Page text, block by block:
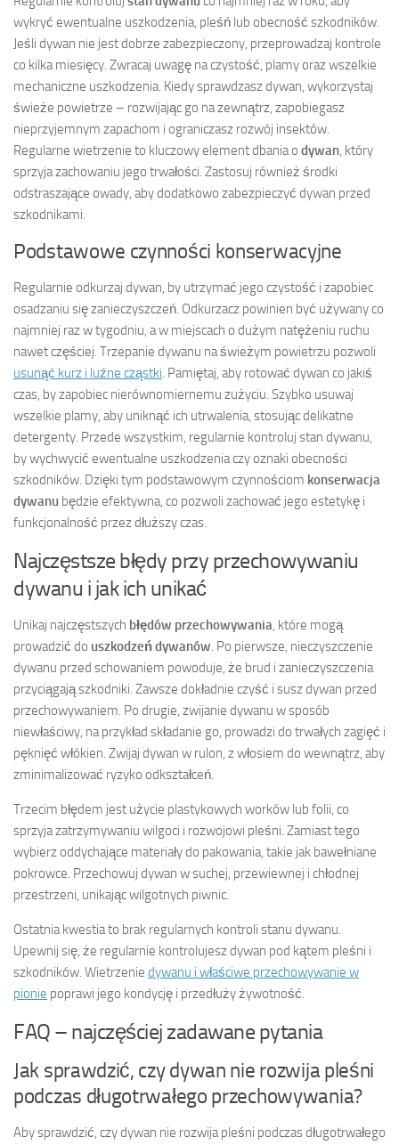
wykryć ewentualne uszkodzenia, pleśń lub obecność szkodników.
Jeśli dywan nie jest dobrze zabezpieczony, przeprowadzaj kontrole
co kilka miesięcy. Zwracaj uwagę na czystość, plamy oraz wszelkie
mechaniczne uszkodzenia. Kiedy sprawdzasz dywan, wykorzystaj
świeże powietrze – rozwijając go na zewnątrz, zapobiegasz
nieprzyjemnym zapachom i ograniczasz rozwój insektów.
Regularne wietrzenie to kluczowy element dbania o dywan, który
sprzyja zachowaniu jego trwałości. Zastosuj również środki
odstraszające owady, aby dodatkowo zabezpieczyć dywan przed
szkodnikami.
Podstawowe czynności konserwacyjne
Regularnie odkurzaj dywan, by utrzymać jego czystość i zapobiec
osadzaniu się zanieczyszczeń. Odkurzacz powinien być używany co
najmniej raz w tygodniu, a w miejscach o dużym natężeniu ruchu
nawet częściej. Trzepanie dywanu na świeżym powietrzu pozwoli
usunąć kurz i luźne cząstki. Pamiętaj, aby rotować dywan co jakiś
czas, by zapobiec nierównomiernemu zużyciu. Szybko usuwaj
wszelkie plamy, aby uniknąć ich utrwalenia, stosując delikatne
detergenty. Przede wszystkim, regularnie kontroluj stan dywanu,
by wychwycić ewentualne uszkodzenia czy oznaki obecności
szkodników. Dzięki tym podstawowym czynnościom konserwacja
dywanu będzie efektywna, co pozwoli zachować jego estetykę i
funkcjonalność przez dłuższy czas.
Najczęstsze błędy przy przechowywaniu
dywanu i jak ich unikać
Unikaj najczęstszych błędów przechowywania, które mogą
prowadzić do uszkodzeń dywanów. Po pierwsze, nieczyszczenie
dywanu przed schowaniem powoduje, że brud i zanieczyszczenia
przyciągają szkodniki. Zawsze dokładnie czyść i susz dywan przed
przechowywaniem. Po drugie, zwijanie dywanu w sposób
niewłaściwy, na przykład składanie go, prowadzi do trwałych zagięć i
pęknięć włókien. Zwijaj dywan w rulon, z włosiem do wewnątrz, aby
zminimalizować ryzyko odkształceń.
Trzecim błędem jest użycie plastykowych worków lub folii, co
sprzyja zatrzymywaniu wilgoci i rozwojowi pleśni. Zamiast tego
wybierz oddychające materiały do pakowania, takie jak bawełniane
pokrowce. Przechowuj dywan w suchej, przewiewnej i chłodnej
przestrzeni, unikając wilgotnych piwnic.
Ostatnia kwestia to brak regularnych kontroli stanu dywanu.
Upewnij się, że regularnie kontrolujesz dywan pod kątem pleśni i
szkodników. Wietrzenie dywanu i właściwe przechowywanie w
pionie poprawi jego kondycję i przedłuży żywotność.
FAQ – najczęściej zadawane pytania
Jak sprawdzić, czy dywan nie rozwija pleśni
podczas długotrwałego przechowywania?
Aby sprawdzić, czy dywan nie rozwija pleśni podczas długotrwałego